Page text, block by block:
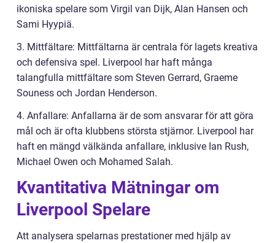
ikoniska spelare som Virgil van Dijk, Alan Hansen och
Sami Hyypiä.
3. Mittfältare: Mittfältarna är centrala för lagets kreativa
och defensiva spel. Liverpool har haft många
talangfulla mittfältare som Steven Gerrard, Graeme
Souness och Jordan Henderson.
4. Anfallare: Anfallarna är de som ansvarar för att göra
mål och är ofta klubbens största stjärnor. Liverpool har
haft en mängd välkända anfallare, inklusive Ian Rush,
Michael Owen och Mohamed Salah.
Kvantitativa Mätningar om
Liverpool Spelare
Att analysera spelarnas prestationer med hjälp av